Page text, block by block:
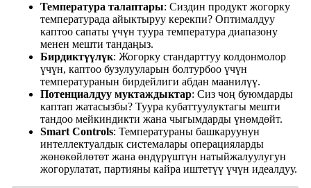
Температура талаптары: Сиздин продукт жогорку
температурада айыктыруу керекпи? Оптималдуу
каптоо сапаты үчүн туура температура диапазону
менен мешти тандаңыз.
Бирдиктүүлүк: Жогорку стандарттуу колдонмолор
үчүн, каптоо бузулууларын болтурбоо үчүн
температуранын бирдейлиги абдан маанилүү.
Потенциалдуу муктаждыктар: Сиз чоң буюмдарды
каптап жатасызбы? Туура кубаттуулуктагы мешти
тандоо мейкиндикти жана чыгымдарды үнөмдөйт.
Smart Controls: Температураны башкаруунун
интеллектуалдык системалары операцияларды
жөнөкөйлөтөт жана өндүрүштүн натыйжалуулугун
жогорулатат, партияны кайра иштетүү үчүн идеалдуу.